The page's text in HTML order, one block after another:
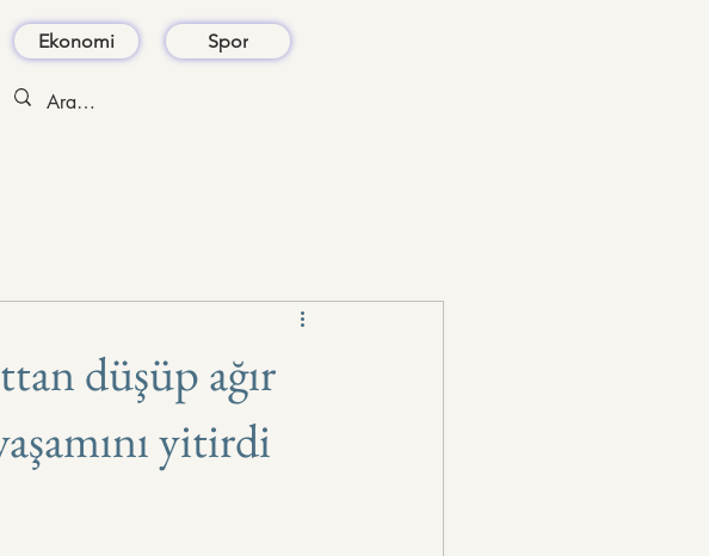
Ekonomi Spor
düşüp ağır
yitirdi